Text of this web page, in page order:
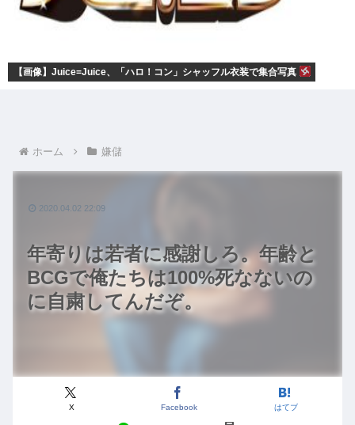
【画像】Juice=Juice、「ハロ！コン」シャッフル衣装で集合写真
ホーム 嫌儲
年寄りは若者に感謝しろ。年齢と
BCGで俺たちは100%死なないの
に自粛してんだぞ。
X Facebook はてブ
2020.04.02 22:09